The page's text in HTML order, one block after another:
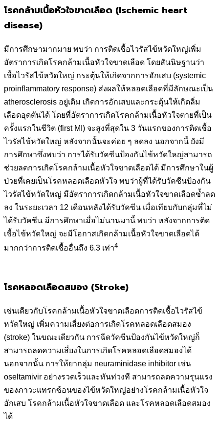
โรคกล้ามเนื้อหัวใจขาดเลือด (Ischemic heart
disease)
มีการศึกษามากมาย พบว่า การติดเชื้อไวรัสไข้หวัดใหญ่เพิ่ม
อัตราการเกิดโรคกล้ามเนื้อหัวใจขาดเลือด โดยสันนิษฐานว่า
เชื้อไวรัสไข้หวัดใหญ่ กระตุ้นให้เกิดจากการอักเสบ (systemic
proinflammatory response) ส่งผลให้หลอดเลือดที่มีลักษณะเป็น
atherosclerosis อยู่เดิม เกิดการอักเสบและกระตุ้นให้เกิดลิ่ม
เลือดอุดตันได้ โดยที่อัตราการเกิดโรคกล้ามเนื้อหัวใจตายที่เป็น
ครั้งแรกในชีวิต (first MI) จะสูงที่สุดใน 3 วันแรกของการติดเชื้อ
ไวรัสไข้หวัดใหญ่ หลังจากนั้นจะค่อย ๆ ลดลง นอกจากนี้ ยังมี
การศึกษาซึ่งพบว่า การได้รับวัคซีนป้องกันไข้หวัดใหญ่สามารถ
ช่วยลดการเกิดโรคกล้ามเนื้อหัวใจขาดเลือดได้ มีการศึกษาในผู้
ป่วยที่เคยเป็นโรคหลอดเลือดหัวใจ พบว่าผู้ที่ได้รับวัคซีนป้องกัน
ไวรัสไข้หวัดใหญ่ มีอัตราการเกิดกล้ามเนื้อหัวใจขาดเลือดซ้ำลด
ลง ในระยะเวลา 12 เดือนหลังได้รับวัคซีน เมื่อเทียบกับกลุ่มที่ไม่
ได้รับวัคซีน มีการศึกษาเมื่อไม่นานมานี้ พบว่า หลังจากการติด
เชื้อไข้หวัดใหญ่ จะมีโอกาสเกิดกล้ามเนื้อหัวใจขาดเลือดได้
มากกว่าการติดเชื้ออื่นถึง 6.3 เท่า4
โรคหลอดเลือดสมอง (Stroke)
เช่นเดียวกับโรคกล้ามเนื้อหัวใจขาดเลือดการติดเชื้อไวรัสไข้
หวัดใหญ่ เพิ่มความเสี่ยงต่อการเกิดโรคหลอดเลือดสมอง
(stroke) ในขณะเดียวกัน การฉีดวัคซีนป้องกันไข้หวัดใหญ่ก็
สามารถลดความเสี่ยงในการเกิดโรคหลอดเลือดสมองได้
นอกจากนั้น การให้ยากลุ่ม neuraminidase inhibitor เช่น
oseltamivir อย่างรวดเร็วและทันท่วงที สามารถลดความรุนแรง
ของภาวะแทรกซ้อนของไข้หวัดใหญ่อย่างโรคกล้ามเนื้อหัวใจ
อักเสบ โรคกล้ามเนื้อหัวใจขาดเลือด และโรคหลอดเลือดสมอง
ได้